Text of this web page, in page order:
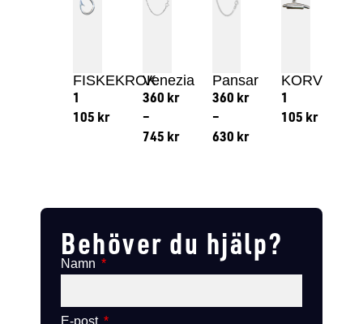
FISKEKROK
1
105 kr
Venezia
360 kr
–
745 kr
Pansar
360 kr
–
630 kr
KORV
1
105 kr
Behöver du hjälp?
Namn
E-post